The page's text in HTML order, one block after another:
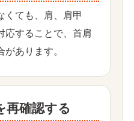
くても、肩、肩甲
応することで、首肩
あります。
再確認する